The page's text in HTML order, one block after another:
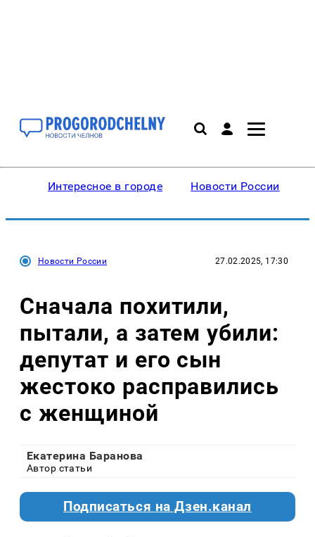
Интересное в городе Новости России
Новости России 27.02.2025, 17:30
Сначала похитили,
пытали, а затем убили:
депутат и его сын
жестоко расправились
с женщиной
Екатерина Баранова
Автор статьи
Подписаться на Дзен.канал